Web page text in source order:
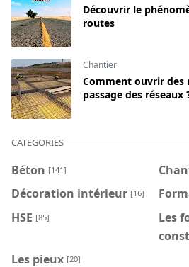
Découvrir le
routes
Chantier
Comment ouvrir des
passage des réseaux
CATEGORIES
Béton [141]
Décoration intérieur [16]
HSE [85]
Les
Les pieux [20]